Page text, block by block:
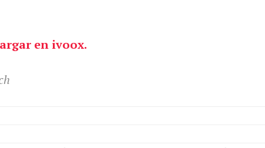
en ivoox.